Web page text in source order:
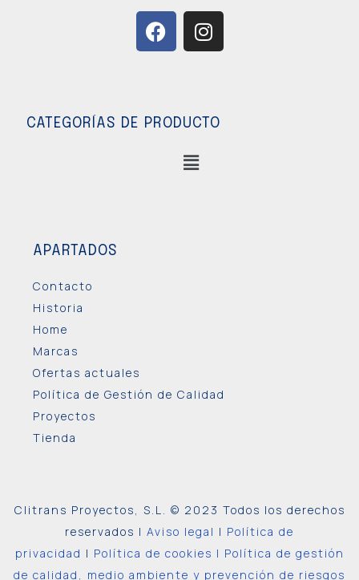
CATEGORÍAS DE PRODUCTO
APARTADOS
Contacto
Historia
Home
Marcas
Ofertas actuales
Política de Gestión de Calidad
Proyectos
Tienda
Clitrans Proyectos, S.L. © 2023 Todos los derechos
reservados | Aviso legal | Política de
privacidad | Política de cookies | Política de gestión
de calidad, medio ambiente y prevención de riesgos